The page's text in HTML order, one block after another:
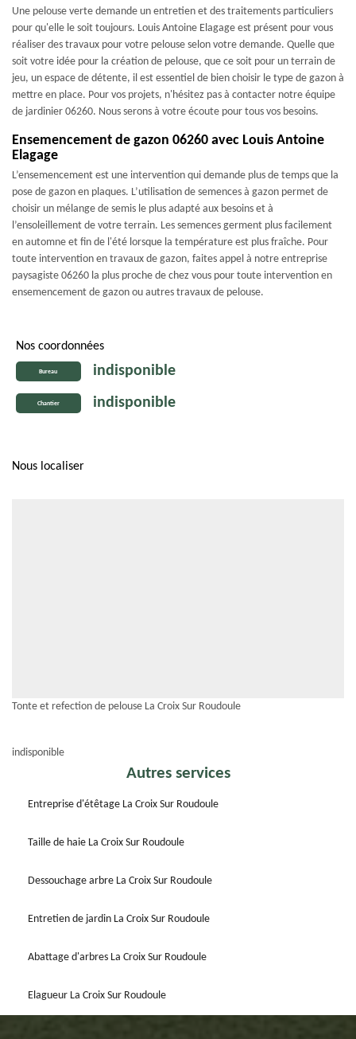
Une pelouse verte demande un entretien et des traitements particuliers
pour qu'elle le soit toujours. Louis Antoine Elagage est présent pour vous
réaliser des travaux pour votre pelouse selon votre demande. Quelle que
soit votre idée pour la création de pelouse, que ce soit pour un terrain de
jeu, un espace de détente, il est essentiel de bien choisir le type de gazon à
mettre en place. Pour vos projets, n'hésitez pas à contacter notre équipe
de jardinier 06260. Nous serons à votre écoute pour tous vos besoins.
Ensemencement de gazon 06260 avec Louis Antoine
Elagage
L’ensemencement est une intervention qui demande plus de temps que la
pose de gazon en plaques. L’utilisation de semences à gazon permet de
choisir un mélange de semis le plus adapté aux besoins et à
l’ensoleillement de votre terrain. Les semences germent plus facilement
en automne et fin de l'été lorsque la température est plus fraîche. Pour
toute intervention en travaux de gazon, faites appel à notre entreprise
paysagiste 06260 la plus proche de chez vous pour toute intervention en
ensemencement de gazon ou autres travaux de pelouse.
Nos coordonnées
Bureau indisponible
Chantier indisponible
Nous localiser
Tonte et refection de pelouse La Croix Sur Roudoule
indisponible
Autres services
Entreprise d'étêtage La Croix Sur Roudoule
Taille de haie La Croix Sur Roudoule
Dessouchage arbre La Croix Sur Roudoule
Entretien de jardin La Croix Sur Roudoule
Abattage d'arbres La Croix Sur Roudoule
Elagueur La Croix Sur Roudoule